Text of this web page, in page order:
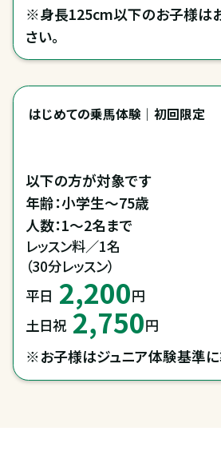
※身長125cm以下のお子様は
さい。
はじめての乗馬体験｜初回限定
以下の方が対象です
年齢：小学生～75歳
レッスン料／1名
（30分レッスン）
平日 2,200円
土日祝 2,750円
※お子様はジュニア体験基準に